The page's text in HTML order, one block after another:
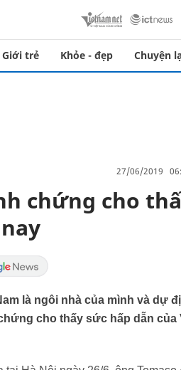
Giới trẻ Khỏe - đẹp Chuyện
27/06/2019
chứng cho
là ngôi nhà của mình và dự
cho thấy sức hấp dẫn của